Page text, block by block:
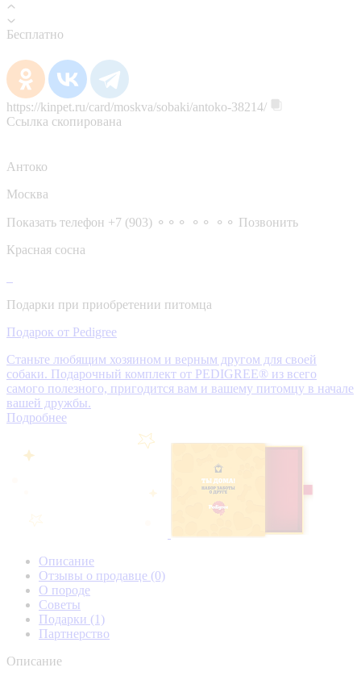
Бесплатно
https://kinpet.ru/card/moskva/sobaki/antoko-38214/
Ссылка скопирована
Антоко
Москва
Показать телефон +7 (903) ⚬⚬⚬ ⚬⚬ ⚬⚬ Позвонить
Красная сосна
Подарки при приобретении питомца
Подарок от Pedigree
Станьте любящим хозяином и верным другом для своей
собаки. Подарочный комплект от PEDIGREE® из всего
самого полезного, пригодится вам и вашему питомцу в начале
вашей дружбы.
Подробнее
Описание
Отзывы о продавце (0)
О породе
Советы
Подарки (1)
Партнерство
Описание